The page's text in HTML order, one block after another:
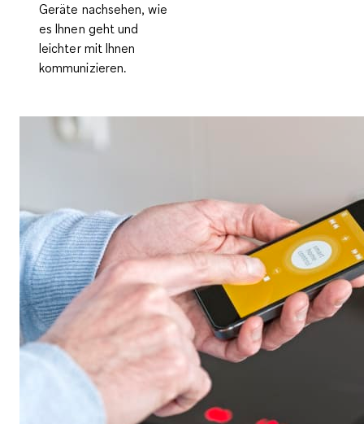
Geräte nachsehen, wie
es Ihnen geht und
leichter mit Ihnen
kommunizieren.